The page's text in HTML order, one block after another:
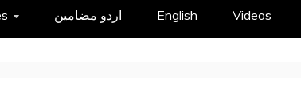
اردو مضامین English Videos